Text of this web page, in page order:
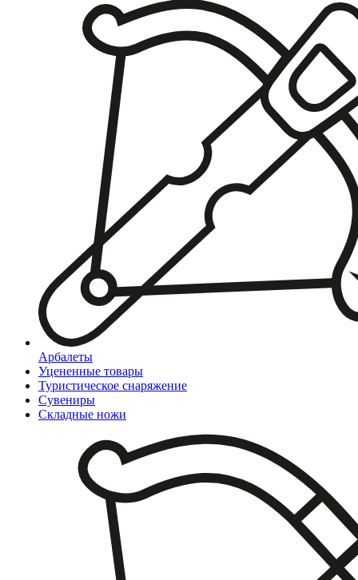
Арбалеты
Уцененные товары
Туристическое снаряжение
Сувениры
Складные ножи